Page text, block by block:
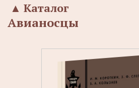
Каталог
▲
Авианосцы